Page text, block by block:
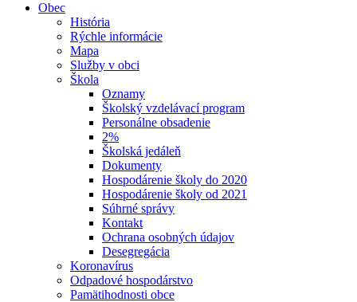
Obec
História
Rýchle informácie
Mapa
Služby v obci
Škola
Oznamy
Školský vzdelávací program
Personálne obsadenie
2%
Školská jedáleň
Dokumenty
Hospodárenie školy do 2020
Hospodárenie školy od 2021
Súhrné správy
Kontakt
Ochrana osobných údajov
Desegregácia
Koronavírus
Odpadové hospodárstvo
Pamätihodnosti obce